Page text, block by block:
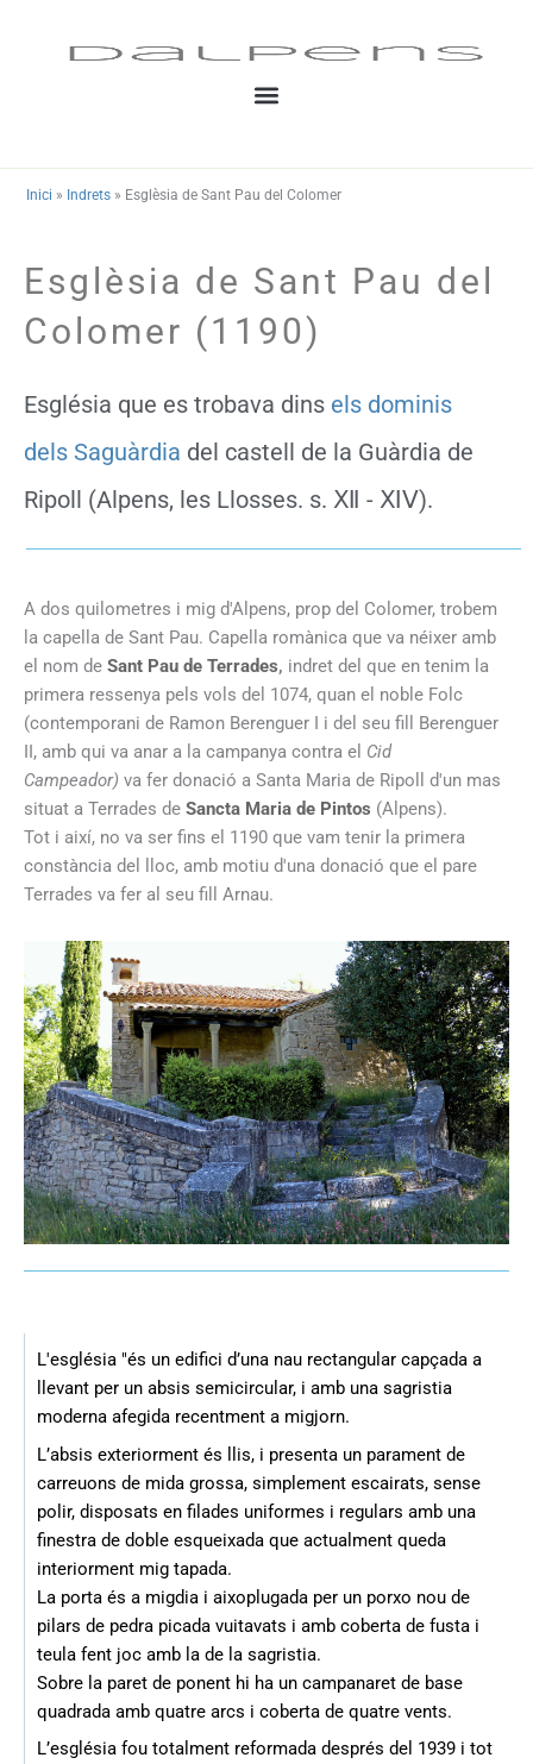
Inici » Indrets » Esglèsia de Sant Pau del Colomer
Esglèsia de Sant Pau del
Colomer (1190)
Església que es trobava dins els dominis
dels Saguàrdia del castell de la Guàrdia de
Ripoll (Alpens, les Llosses. s. Ⅻ - ⅪⅤ).
A dos quilometres i mig d'Alpens, prop del Colomer, trobem
la capella de Sant Pau. Capella romànica que va néixer amb
el nom de Sant Pau de Terrades, indret del que en tenim la
primera ressenya pels vols del 1074, quan el noble Folc
(contemporani de Ramon Berenguer I i del seu fill Berenguer
II, amb qui va anar a la campanya contra el Cid
Campeador) va fer donació a Santa Maria de Ripoll d'un mas
situat a Terrades de Sancta Maria de Pintos (Alpens).
Tot i així, no va ser fins el 1190 que vam tenir la primera
constància del lloc, amb motiu d'una donació que el pare
Terrades va fer al seu fill Arnau.
L'església "és un edifici d’una nau rectangular capçada a
llevant per un absis semicircular, i amb una sagristia
moderna afegida recentment a migjorn.
L’absis exteriorment és llis, i presenta un parament de
carreuons de mida grossa, simplement escairats, sense
polir, disposats en filades uniformes i regulars amb una
finestra de doble esqueixada que actualment queda
interiorment mig tapada.
La porta és a migdia i aixoplugada per un porxo nou de
pilars de pedra picada vuitavats i amb coberta de fusta i
teula fent joc amb la de la sagristia.
Sobre la paret de ponent hi ha un campanaret de base
quadrada amb quatre arcs i coberta de quatre vents.
L’església fou totalment reformada després del 1939 i tot